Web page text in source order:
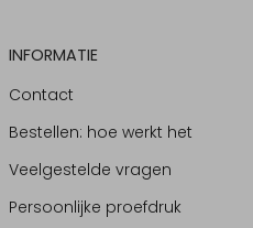
INFORMATIE
Contact
Bestellen: hoe werkt het
Veelgestelde vragen
Persoonlijke proefdruk